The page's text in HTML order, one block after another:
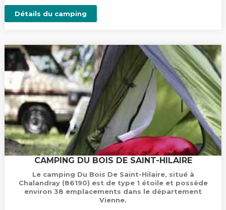
Détails du camping
CAMPING DU BOIS DE SAINT-HILAIRE
Le camping Du Bois De Saint-Hilaire, situé à
Chalandray (86190) est de type 1 étoile et possède
environ 38 emplacements dans le département
Vienne.